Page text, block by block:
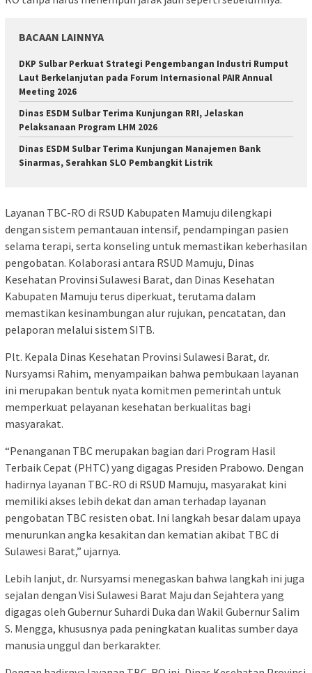
BACAAN LAINNYA
DKP Sulbar Perkuat Strategi Pengembangan Industri Rumput
Laut Berkelanjutan pada Forum Internasional PAIR Annual
Meeting 2026
Dinas ESDM Sulbar Terima Kunjungan RRI, Jelaskan
Pelaksanaan Program LHM 2026
Dinas ESDM Sulbar Terima Kunjungan Manajemen Bank
Sinarmas, Serahkan SLO Pembangkit Listrik
Layanan TBC-RO di RSUD Kabupaten Mamuju dilengkapi
dengan sistem pemantauan intensif, pendampingan pasien
selama terapi, serta konseling untuk memastikan keberhasilan
pengobatan. Kolaborasi antara RSUD Mamuju, Dinas
Kesehatan Provinsi Sulawesi Barat, dan Dinas Kesehatan
Kabupaten Mamuju terus diperkuat, terutama dalam
memastikan kesinambungan alur rujukan, pencatatan, dan
pelaporan melalui sistem SITB.
Plt. Kepala Dinas Kesehatan Provinsi Sulawesi Barat, dr.
Nursyamsi Rahim, menyampaikan bahwa pembukaan layanan
ini merupakan bentuk nyata komitmen pemerintah untuk
memperkuat pelayanan kesehatan berkualitas bagi
masyarakat.
“Penanganan TBC merupakan bagian dari Program Hasil
Terbaik Cepat (PHTC) yang digagas Presiden Prabowo. Dengan
hadirnya layanan TBC-RO di RSUD Mamuju, masyarakat kini
memiliki akses lebih dekat dan aman terhadap layanan
pengobatan TBC resisten obat. Ini langkah besar dalam upaya
menurunkan angka kesakitan dan kematian akibat TBC di
Sulawesi Barat,” ujarnya.
Lebih lanjut, dr. Nursyamsi menegaskan bahwa langkah ini juga
sejalan dengan Visi Sulawesi Barat Maju dan Sejahtera yang
digagas oleh Gubernur Suhardi Duka dan Wakil Gubernur Salim
S. Mengga, khususnya pada peningkatan kualitas sumber daya
manusia unggul dan berkarakter.